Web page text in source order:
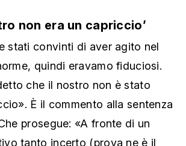
non era un capriccio’
stati convinti di aver agito nel
quindi eravamo fiduciosi.
che il nostro non è stato
È il commento alla sentenza
prosegue: «A fronte di un
tanto incerto (prova ne è il